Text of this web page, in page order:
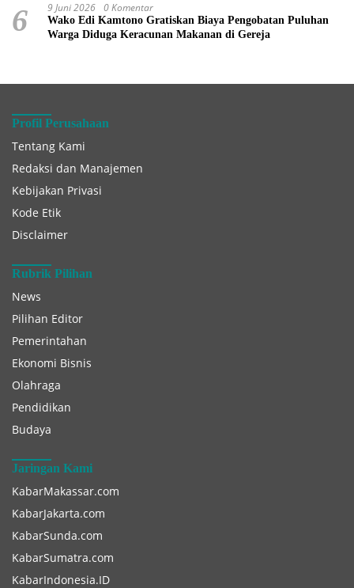
6 9 Juni 2026 0 Komentar
Wako Edi Kamtono Gratiskan Biaya Pengobatan Puluhan
Warga Diduga Keracunan Makanan di Gereja
Profil Perusahaan
Tentang Kami
Redaksi dan Manajemen
Kebijakan Privasi
Kode Etik
Disclaimer
Rubrik Pilihan
News
Pilihan Editor
Pemerintahan
Ekonomi Bisnis
Olahraga
Pendidikan
Budaya
Jaringan Kami
KabarMakassar.com
KabarJakarta.com
KabarSunda.com
KabarSumatra.com
KabarIndonesia.ID